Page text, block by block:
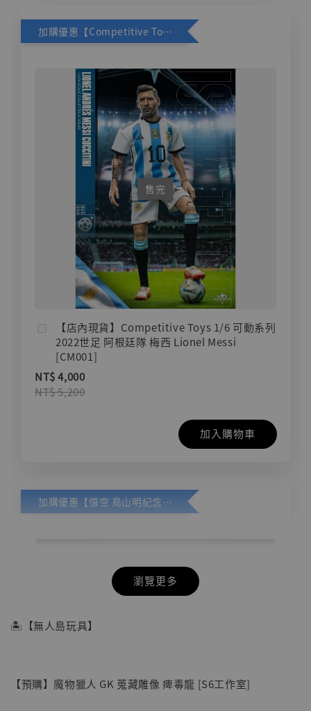
加購優惠【Competitive Toys 梅西 [CM001]】
售完
【店內現貨】Competitive Toys 1/6 可動系列
2022世足 阿根廷隊 梅西 Lionel Messi
[CM001]
NT$ 4,000
NT$ 5,200
加入購物車
加購優惠【悟空 鳥山明紀念款 [奇蹟工作室]】
瀏覽更多
🏝【無人島玩具】
【預購】魔物獵人 GK 蒐藏雕像 痺毒龍 [S6工作室]